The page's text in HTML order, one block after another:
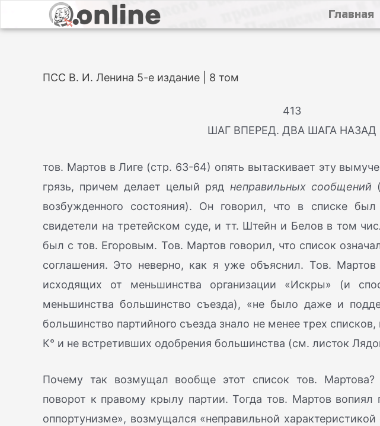
Главная
ПСС В. И. Ленина 5-е издание | 8 том
413
ШАГ ВПЕРЕД. ДВА ШАГА НАЗАД
тов. Мартов в Лиге (стр. 63-64) опять вытаскивает эту
грязь, причем делает целый ряд неправильных сообщений
возбужденного состояния). Он говорил, что в списке
свидетели на третейском суде, и тт. Штейн и Белов в том
был с тов. Егоровым. Тов. Мартов говорил, что список
соглашения. Это неверно, как я уже объяснил. Тов. Мартов
исходящих от меньшинства организации «Искры» (и
меньшинства большинство съезда), «не было даже и
большинство партийного съезда знало не менее трех
К° и не встретивших одобрения большинства (см. листок
Почему так возмущал вообще этот список тов. Мартова?
поворот к правому крылу партии. Тогда тов. Мартов вопиял
оппортунизме», возмущался «неправильной